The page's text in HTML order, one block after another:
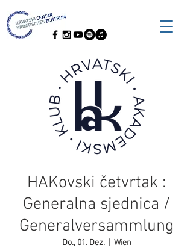
HAKovski četvrtak :
Generalna sjednica /
Generalversammlung
Do., 01. Dez.
  |
Wien